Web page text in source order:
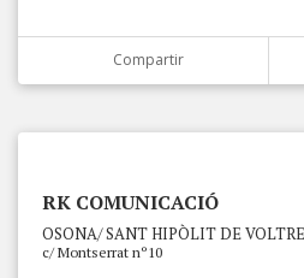
Compartir
RK COMUNICACIÓ
OSONA/ SANT HIPÒLIT DE
c/ Montserrat nº10